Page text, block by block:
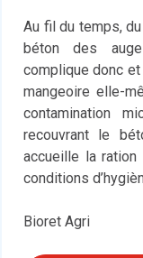
Au fil du temps,
béton des
complique donc
mangeoire elle-
contamination
recouvrant le
accueille la
conditions
Bioret Agri